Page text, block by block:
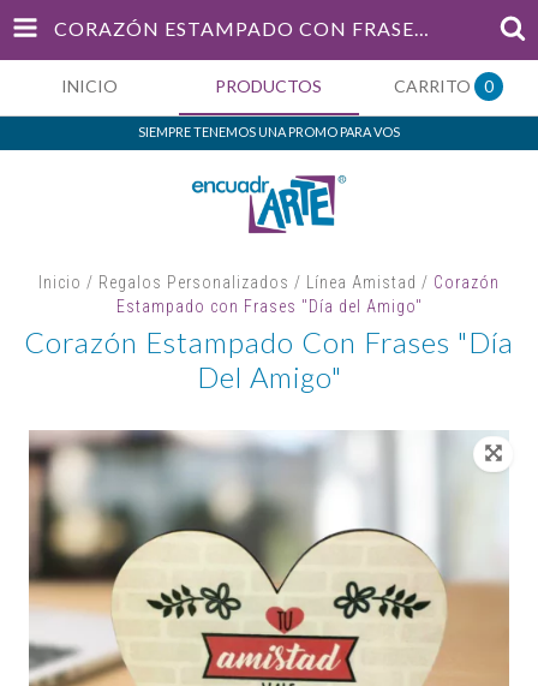
CORAZÓN ESTAMPADO CON FRASES "DÍA DEL AMIGO"
INICIO PRODUCTOS CARRITO 0
SIEMPRE TENEMOS UNA PROMO PARA VOS
Inicio / Regalos Personalizados / Línea Amistad / Corazón
Estampado con Frases "Día del Amigo"
Corazón Estampado Con Frases "Día
Del Amigo"